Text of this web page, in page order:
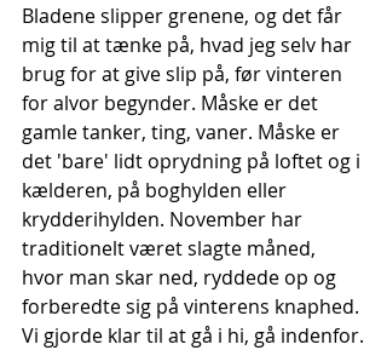
Bladene slipper grenene, og det får
mig til at tænke på, hvad jeg selv har
brug for at give slip på, før vinteren
for alvor begynder. Måske er det
gamle tanker, ting, vaner. Måske er
det 'bare' lidt oprydning på loftet og i
kælderen, på boghylden eller
krydderihylden. November har
traditionelt været slagte måned,
hvor man skar ned, ryddede op og
forberedte sig på vinterens knaphed.
Vi gjorde klar til at gå i hi, gå indenfor.